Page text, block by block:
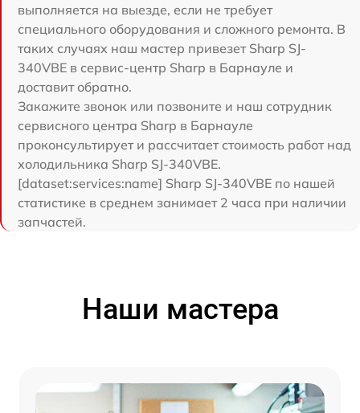
выполняется на выезде, если не требует
специального оборудования и сложного ремонта. В
таких случаях наш мастер привезет Sharp SJ-
340VBE в сервис-центр Sharp в Барнауле и
доставит обратно.
Закажите звонок или позвоните и наш сотрудник
сервисного центра Sharp в Барнауле
проконсультирует и рассчитает стоимость работ над
холодильника Sharp SJ-340VBE.
[dataset:services:name] Sharp SJ-340VBE по нашей
статистике в среднем занимает 2 часа при наличии
запчастей.
Наши мастера